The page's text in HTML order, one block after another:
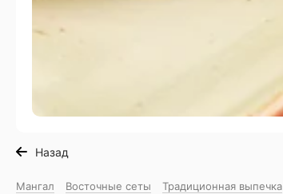
Назад
Мангал Восточные сеты Традиционная выпечка